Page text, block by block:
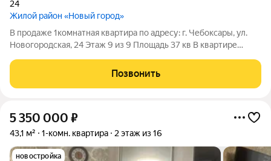
24
Жилой район «Новый город»
В продаже 1комнатная квартира по адресу: г. Чебоксары, ул.
Новогородская, 24 Этаж 9 из 9 Площадь 37 кв В квартире
техника, стиральная машина, холодильник и многое другое.
Удобное расположение
Позвонить
5 350 000 ₽
43,1 м² 1-комн. квартира 2 этаж из 16
новостройка